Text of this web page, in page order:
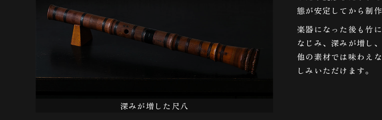
深みが増した尺八
態が安定してから制
楽器になった後も竹
なじみ、深みが増し
他の素材では味わえ
しみいただけます。